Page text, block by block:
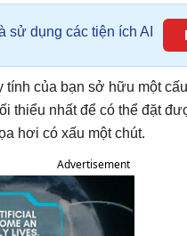
sử dụng các tiện ích AI
của bạn sở hữu một
thiểu nhất để có thể đặt
hơi có xấu một chút.
Advertisement